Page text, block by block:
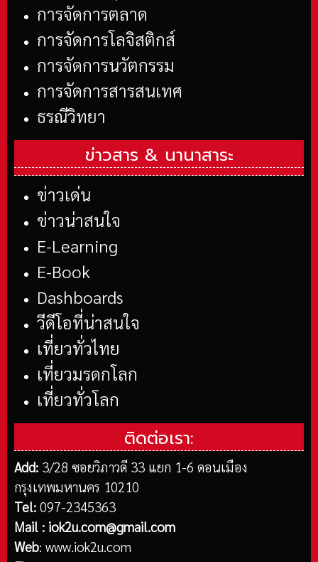
การจัดการตลาด
การจัดการโลจิสติกส์
การจัดการนวัตกรรม
การจัดการสารสนเทศ
ธรณีวิทยา
ข่าวสาร & นานาสาระ
ข่าวเด่น
ข่าวน่าสนใจ
E-Learning
E-Book
Dashboards
วีดีโอที่น่าสนใจ
เที่ยวทั่วไทย
เที่ยวมรดกโลก
เที่ยวทั่วโลก
ติดต่อเรา:
Add: 3/28 ซอยวิภาวดี 33 แยก 1-6 ดอนเมือง
กรุงเทพมหานคร 10210
Tel: 097-2345363
Mail : iok2u.com@gmail.com
Web: www.iok2u.com